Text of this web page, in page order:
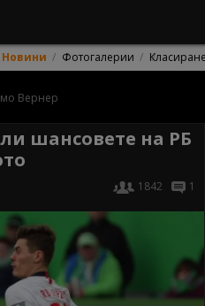
Новини Фотогалерии
Вернер
шансовете на РБ
1842 1